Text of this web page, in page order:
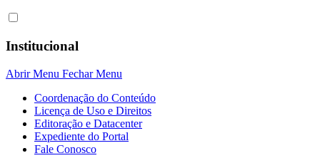
Institucional
Abrir Menu Fechar Menu
Coordenação do Conteúdo
Licença de Uso e Direitos
Editoração e Datacenter
Expediente do Portal
Fale Conosco